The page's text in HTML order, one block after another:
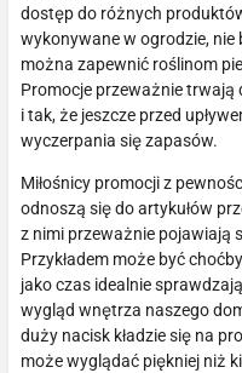
dostęp do różnych
wykonywane w ogrodzie,
można zapewnić roślinom
Promocje przeważnie trwają
i tak, że jeszcze przed
wyczerpania się zapasów.
Miłośnicy promocji z
odnoszą się do artykułów
z nimi przeważnie pojawiają
Przykładem może być
jako czas idealnie
wygląd wnętrza naszego
duży nacisk kładzie się na
może wyglądać piękniej niż